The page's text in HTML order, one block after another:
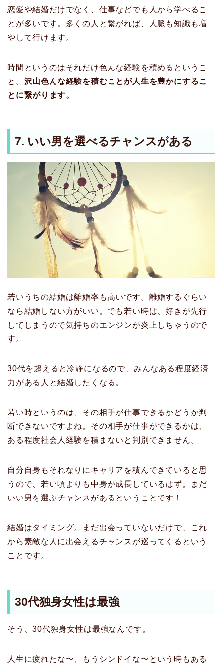
恋愛や結婚だけでなく、仕事などでも人から学べるこ
とが多いです。多くの人と繋がれば、人脈も知識も増
やして行けます。
時間というのはそれだけ色んな経験を積めるというこ
と。 沢山色んな経験を積むことが人生を豊かにするこ
とに繋がります。
7. いい男を選べるチャンスがある
若いうちの結婚は離婚率も高いです。離婚するぐらい
なら結婚しない方がいい。でも若い時は、好きが先行
してしまうので気持ちのエンジンが炎上しちゃうので
す。
30代を超えると冷静になるので、みんなある程度経済
力がある人と結婚したくなる。
若い時というのは、その相手が仕事できるかどうか判
断できないですよね。その相手が仕事ができるかは、
ある程度社会人経験を積まないと判別できません。
自分自身もそれなりにキャリアを積んできていると思
うので、若い頃よりも中身が成長しているはず。まだ
いい男を選ぶチャンスがあるということです！
結婚はタイミング。まだ出会っていないだけで、これ
から素敵な人に出会えるチャンスが巡ってくるという
ことです。
30代独身女性は最強
そう、30代独身女性は最強なんです。
人生に疲れたな〜、もうシンドイな〜という時もある